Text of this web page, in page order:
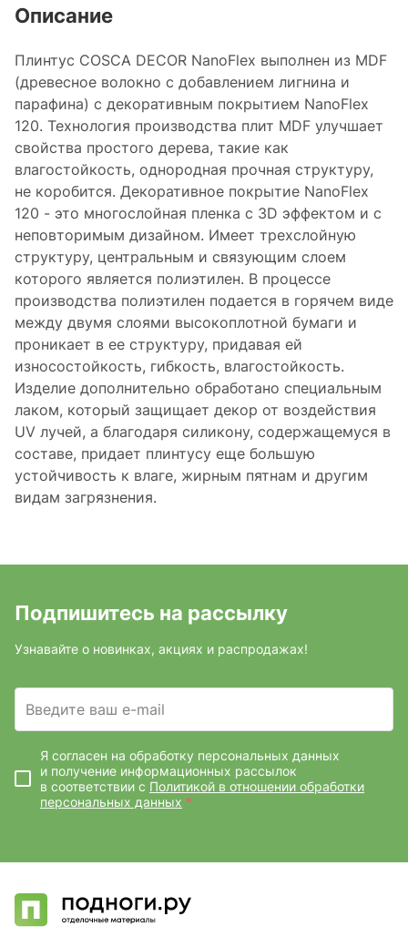
Описание
Плинтус COSCA DECOR NanoFlex выполнен из MDF
(древесное волокно с добавлением лигнина и
парафина) с декоративным покрытием NanoFlex
120. Технология производства плит MDF улучшает
свойства простого дерева, такие как
влагостойкость, однородная прочная структуру,
не коробится. Декоративное покрытие NanoFlex
120 - это многослойная пленка с 3D эффектом и с
неповторимым дизайном. Имеет трехслойную
структуру, центральным и связующим слоем
которого является полиэтилен. В процессе
производства полиэтилен подается в горячем виде
между двумя слоями высокоплотной бумаги и
проникает в ее структуру, придавая ей
износостойкость, гибкость, влагостойкость.
Изделие дополнительно обработано специальным
лаком, который защищает декор от воздействия
UV лучей, а благодаря силикону, содержащемуся в
составе, придает плинтусу еще большую
устойчивость к влаге, жирным пятнам и другим
видам загрязнения.
Подпишитесь на рассылку
Узнавайте о новинках, акциях и распродажах!
Введите ваш e-mail
Я согласен на обработку персональных данных
и получение информационных рассылок
в соответствии с Политикой в отношении обработки
персональных данных *